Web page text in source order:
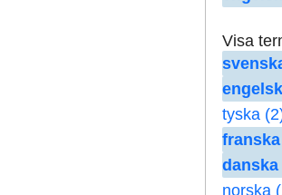
Visa
tyska
franska
danska
norska